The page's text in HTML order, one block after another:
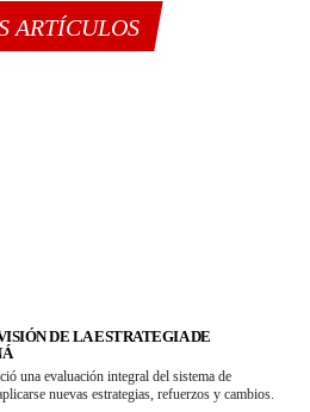
ARTÍCULOS
DE LA ESTRATEGIA DE
una evaluación integral del sistema de
nuevas estrategias, refuerzos y cambios.